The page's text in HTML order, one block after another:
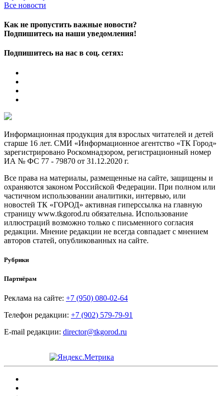
Все новости
Как не пропустить важные новости?
Подпишитесь на наши уведомления!
Подпишитесь на нас в соц. сетях:
Информационная продукция для взрослых читателей и детей
старше 16 лет. СМИ «Информационное агентство «ТК Город»
зарегистрировано Роскомнадзором, регистрационный номер
ИА № ФС 77 - 79870 от 31.12.2020 г.
Все права на материалы, размещенные на сайте, защищены и
охраняются законом Российской Федерации. При полном или
частичном использовании аналитики, интервью, или
новостей ТК «ГОРОД» активная гиперссылка на главную
страницу www.tkgorod.ru обязательна. Использование
иллюстраций возможно только с письменного согласия
редакции. Мнение редакции не всегда совпадает с мнением
авторов статей, опубликованных на сайте.
Рубрики
Партнёрам
Реклама на сайте: +7 (950) 080-02-64
Телефон редакции: +7 (902) 579-79-91
E-mail редакции: director@tkgorod.ru